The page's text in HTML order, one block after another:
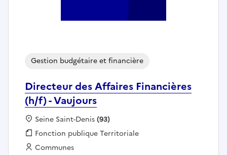
Directeur des Affaires Financières
(h/f) - Vaujours
Gestion budgétaire et financière
Localisation :
Seine Saint-Denis(93)
Fonction publique :
Fonction publique Territoriale
Employeur :
Communes